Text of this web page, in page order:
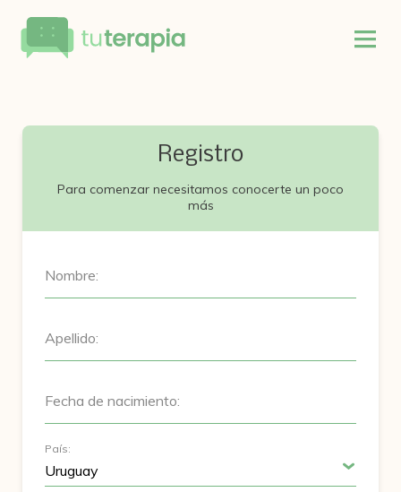
Registro
Para comenzar necesitamos conocerte un poco
más
Nombre:
Apellido:
Fecha de nacimiento:
País: